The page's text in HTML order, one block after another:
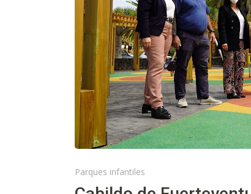
Parques infantiles